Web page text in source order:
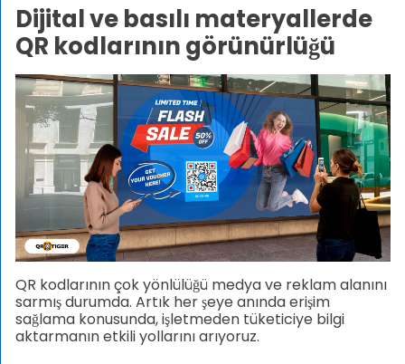
Dijital ve basılı materyallerde
QR kodlarının görünürlüğü
QR kodlarının çok yönlülüğü medya ve reklam alanını
sarmış durumda. Artık her şeye anında erişim
sağlama konusunda, işletmeden tüketiciye bilgi
aktarmanın etkili yollarını arıyoruz.